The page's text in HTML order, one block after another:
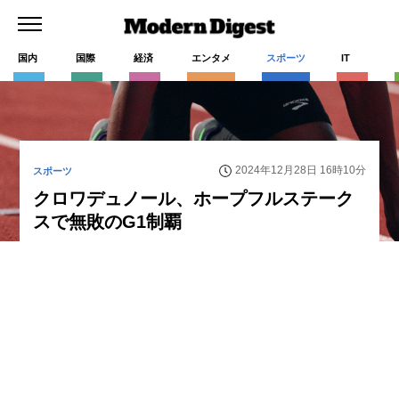
国内 国際 経済 エンタメ スポーツ IT
スポーツ 2024年12月28日 16時10分
クロワデュノール、ホープフルステーク
スで無敗のG1制覇